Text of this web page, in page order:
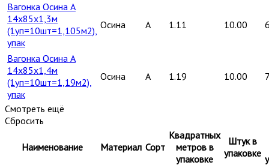
Вагонка Осина А
14х85х1,3м
(1уп=10шт=1,105м2),
упак
Осина A 1.11 10.00
Вагонка Осина А
14х85х1,4м
(1уп=10шт=1,19м2),
упак
Осина A 1.19 10.00
Смотреть ещё
Сбросить
Наименование Материал Сорт
Квадратных
метров в
упаковке
Штук в
упаковке